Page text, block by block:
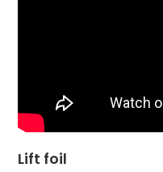
Lift foil